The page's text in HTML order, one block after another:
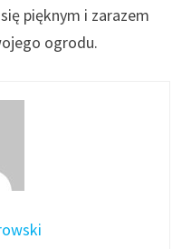
pięknym i zarazem
ogrodu.